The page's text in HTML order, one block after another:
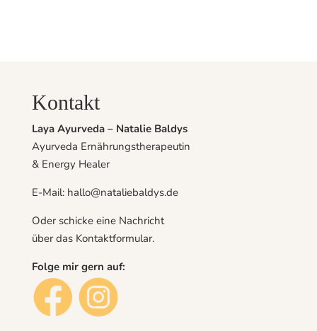
Kontakt
Laya Ayurveda – Natalie Baldys
Ayurveda Ernährungstherapeutin
& Energy Healer
E-Mail: hallo@nataliebaldys.de
Oder schicke eine Nachricht
über das Kontaktformular.
Folge mir gern auf: